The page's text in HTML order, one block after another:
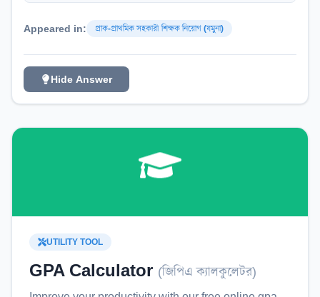
Appeared in: প্রাক-প্রাথমিক সহকারী শিক্ষক নিয়োগ (যমুনা)
Hide Answer
UTILITY TOOL
GPA Calculator (জিপিএ ক্যালকুলেটর)